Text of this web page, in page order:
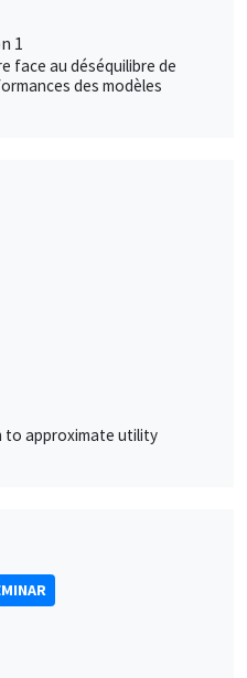
1
face au déséquilibre de
des modèles
to approximate utility